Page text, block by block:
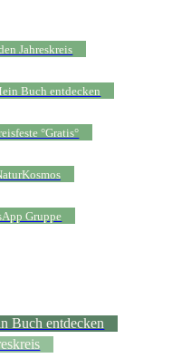
Jahreskreis
Buch entdecken
°Gratis°
Gruppe
Buch entdecken